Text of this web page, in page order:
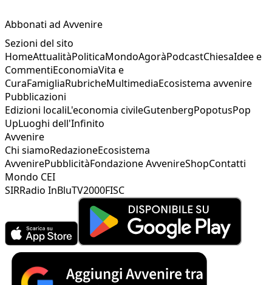
Abbonati ad Avvenire
Sezioni del sito
HomeAttualitàPoliticaMondoAgoràPodcastChiesaIdee e
CommentiEconomiaVita e
CuraFamigliaRubricheMultimediaEcosistema avvenire
Pubblicazioni
Edizioni localiL'economia civileGutenbergPopotusPop
UpLuoghi dell'Infinito
Avvenire
Chi siamoRedazioneEcosistema
AvvenirePubblicitàFondazione AvvenireShopContatti
Mondo CEI
SIRRadio InBluTV2000FISC